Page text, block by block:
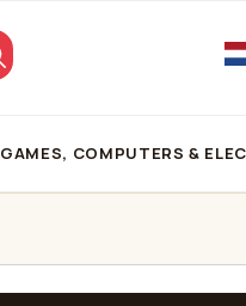
GAMES, COMPUTERS &